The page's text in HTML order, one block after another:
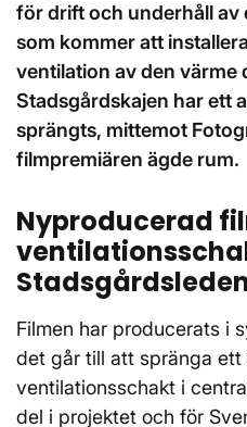
för drift och underhåll
som kommer att
ventilation av den värme
Stadsgårdskajen har ett
sprängts, mittemot
filmpremiären ägde rum.
Nyproducerad
Filmen har producerats i
det går till att spränga
ventilationsschakt i
del i projektet och för